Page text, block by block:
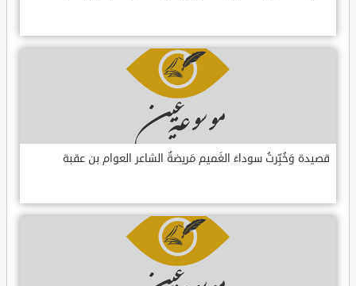
قصيدة وَخُبِّرتُ سوداءَ الغَميم مَريضةٌ الشاعر العوام بن عقبة